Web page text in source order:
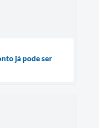
já pode ser